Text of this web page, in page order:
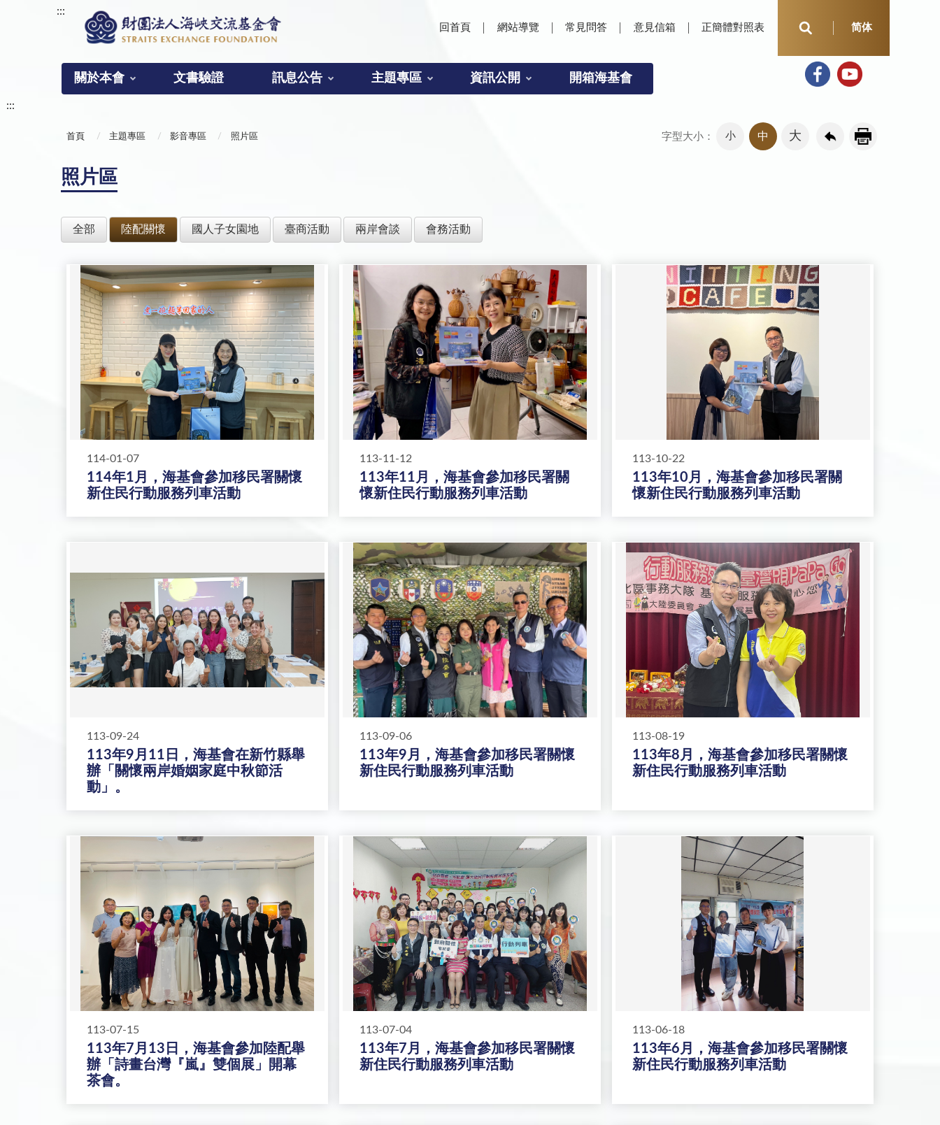
:::
回首頁 網站導覽 常見問答 意見信箱 正簡體對照表 简体
關於本會 文書驗證 訊息公告 主題專區 資訊公開 開箱海基會
:::
首頁 主題專區 影音專區 照片區 字型大小： 小 中 大
照片區
全部 陸配關懷 國人子女園地 臺商活動 兩岸會談 會務活動
114-01-07
114年1月，海基會參加移民署關懷
新住民行動服務列車活動
113-11-12
113年11月，海基會參加移民署關
懷新住民行動服務列車活動
113-10-22
113年10月，海基會參加移民署關
懷新住民行動服務列車活動
113-09-24
113年9月11日，海基會在新竹縣舉
辦「關懷兩岸婚姻家庭中秋節活
動」。
113-09-06
113年9月，海基會參加移民署關懷
新住民行動服務列車活動
113-08-19
113年8月，海基會參加移民署關懷
新住民行動服務列車活動
113-07-15
113年7月13日，海基會參加陸配舉
辦「詩畫台灣『嵐』雙個展」開幕
茶會。
113-07-04
113年7月，海基會參加移民署關懷
新住民行動服務列車活動
113-06-18
113年6月，海基會參加移民署關懷
新住民行動服務列車活動